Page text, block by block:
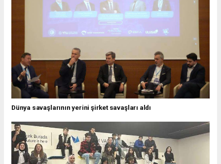
Dünya savaşlarının yerini şirket savaşları aldı